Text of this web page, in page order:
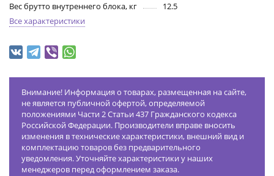
Вес брутто внутреннего блока, кг
12.5
Все характеристики
Внимание! Информация о товарах, размещенная на сайте,
не является публичной офертой, определяемой
положениями Части 2 Статьи 437 Гражданского кодекса
Российской Федерации. Производители вправе вносить
изменения в технические характеристики, внешний вид и
комплектацию товаров без предварительного
уведомления. Уточняйте характеристики у наших
менеджеров перед оформлением заказа.